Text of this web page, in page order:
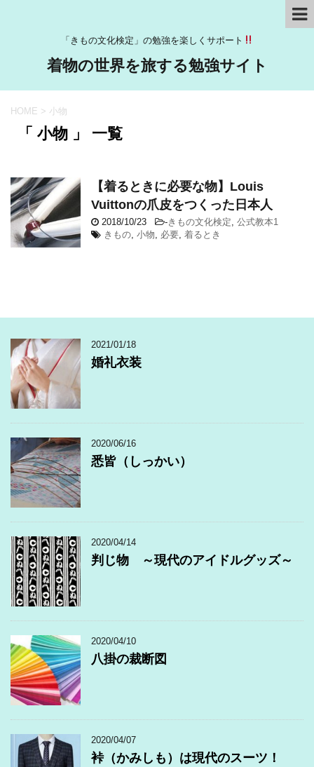
「きもの文化検定」の勉強を楽しくサポート
着物の世界を旅する勉強サイト
HOME > 小物
「 小物 」 一覧
【着るときに必要な物】Louis
Vuittonの爪皮をつくった日本人
2018/10/23 -きもの文化検定, 公式教本1
きもの, 小物, 必要, 着るとき
2021/01/18
婚礼衣装
2020/06/16
悉皆（しっかい）
2020/04/14
判じ物 ～現代のアイドルグッズ～
2020/04/10
八掛の裁断図
2020/04/07
裃（かみしも）は現代のスーツ！